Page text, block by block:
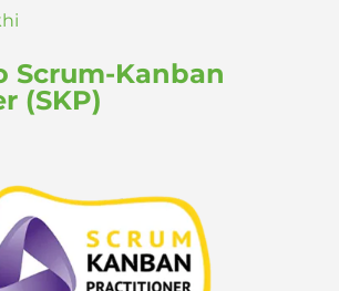
Scrum-Kanban
(SKP)